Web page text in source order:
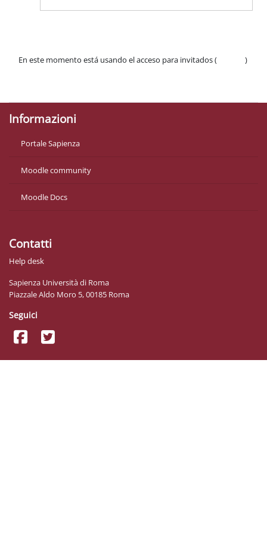
En este momento está usando el acceso para invitados (
)
Informazioni
Portale Sapienza
Moodle community
Moodle Docs
Contatti
Help desk
Sapienza Università di Roma
Piazzale Aldo Moro 5, 00185 Roma
Seguici